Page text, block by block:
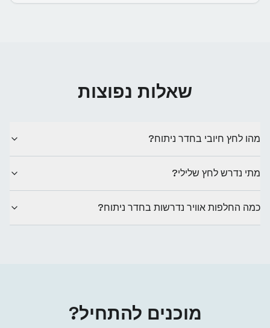
שאלות נפוצות
מהו לחץ חיובי בחדר ניתוח?
מתי נדרש לחץ שלילי?
כמה החלפות אוויר נדרשות בחדר ניתוח?
מוכנים להתחיל?